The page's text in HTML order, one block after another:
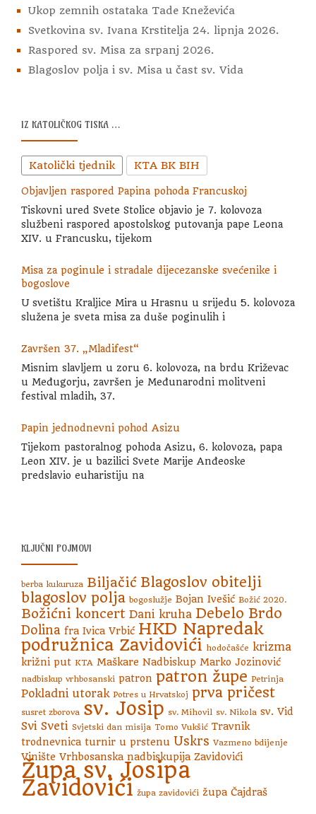
Ukop zemnih ostataka Tade Kneževića
Svetkovina sv. Ivana Krstitelja 24. lipnja 2026.
Raspored sv. Misa za srpanj 2026.
Blagoslov polja i sv. Misa u čast sv. Vida
IZ KATOLIČKOG TISKA …
Katolički tjednik KTA BK BIH
Objavljen raspored Papina pohoda Francuskoj
Tiskovni ured Svete Stolice objavio je 7. kolovoza
službeni raspored apostolskog putovanja pape Leona
XIV. u Francusku, tijekom
Misa za poginule i stradale dijecezanske svećenike i
bogoslove
U svetištu Kraljice Mira u Hrasnu u srijedu 5. kolovoza
služena je sveta misa za duše poginulih i
Završen 37. „Mladifest“
Misnim slavljem u zoru 6. kolovoza, na brdu Križevac
u Međugorju, završen je Međunarodni molitveni
festival mladih, 37.
Papin jednodnevni pohod Asizu
Tijekom pastoralnog pohoda Asizu, 6. kolovoza, papa
Leon XIV. je u bazilici Svete Marije Anđeoske
predslavio euharistiju na
KLJUČNI POJMOVI
berba kukuruza Biljačić Blagoslov obitelji
blagoslov polja bogoslužje Bojan Ivešić Božić 2020.
Božićni koncert Dani kruha Debelo Brdo
Dolina fra Ivica Vrbić HKD Napredak
podružnica Zavidovići hodočašće krizma
križni put KTA Maškare Nadbiskup Marko Jozinović
nadbiskup vrhbosanski patron patron župe Petrinja
Pokladni utorak Potres u Hrvatskoj prva pričest
susret zborova sv. Josip sv. Mihovil sv. Nikola sv. Vid
Svi Sveti Svjetski dan misija Tomo Vukšić Travnik
trodnevnica turnir u prstenu Uskrs Vazmeno bdijenje
Vinište Vrhbosanska nadbiskupija Zavidovići
Župa sv. Josipa
Zavidovići župa zavidovići župa Čajdraš